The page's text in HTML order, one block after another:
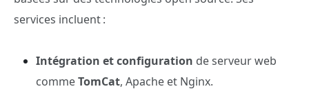
services incluent :
Intégration et configuration de serveur web
commeTomCat, Apache et Nginx.